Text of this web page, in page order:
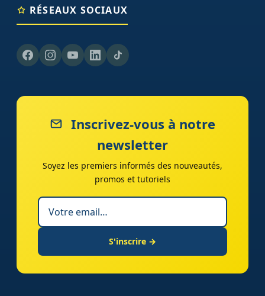
RÉSEAUX SOCIAUX
Inscrivez-vous à notre
newsletter
Soyez les premiers informés des nouveautés,
promos et tutoriels
S'inscrire →